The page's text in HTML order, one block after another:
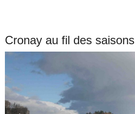
Cronay au fil des saisons